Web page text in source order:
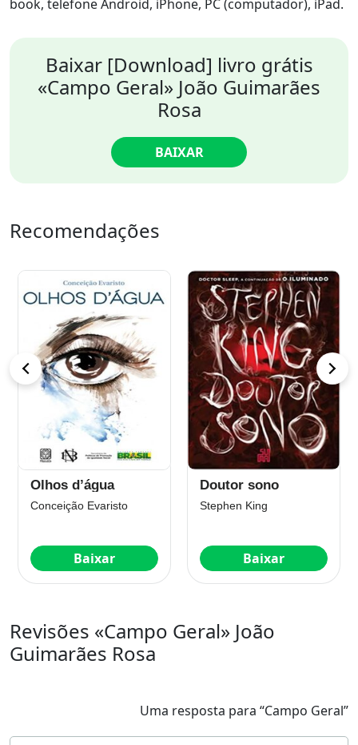
book, telefone Android, iPhone, PC (computador), iPad.
Baixar [Download] livro grátis
«Campo Geral» João Guimarães
Rosa
BAIXAR
Recomendações
Olhos d’água
Conceição Evaristo
Baixar
Doutor sono
Stephen King
Baixar
Revisões «Campo Geral» João
Guimarães Rosa
Uma resposta para “Campo Geral”